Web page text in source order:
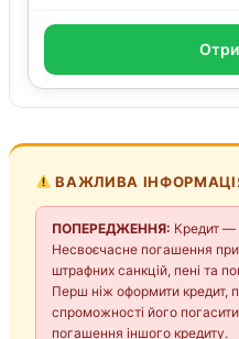
ВАЖЛИВА
ПОПЕРЕДЖЕННЯ: Кредит —
Несвоєчасне погашення
штрафних санкцій, пені та
Перш ніж оформити кредит,
спроможності його
погашення іншого кредиту.